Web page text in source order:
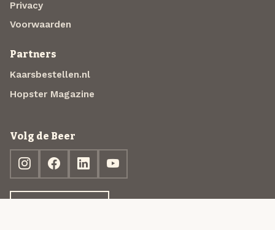
Privacy
Voorwaarden
Partners
Kaarsbestellen.nl
Hopster Magazine
Volg de Beer